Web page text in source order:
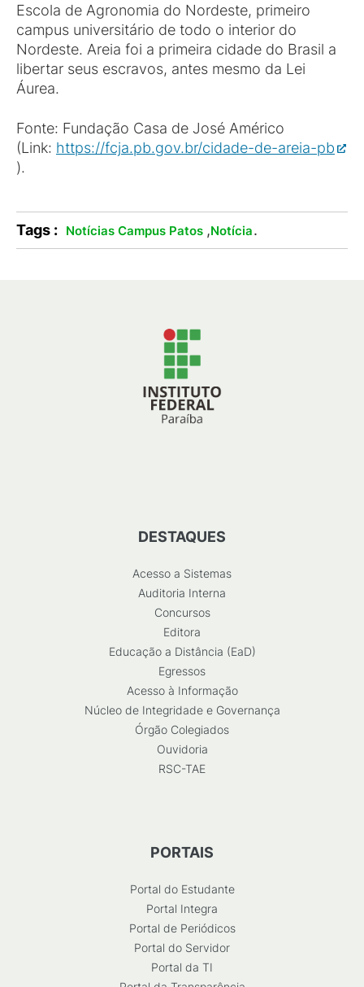
Escola de Agronomia do Nordeste, primeiro
campus universitário de todo o interior do
Nordeste. Areia foi a primeira cidade do Brasil a
libertar seus escravos, antes mesmo da Lei
Áurea.
Fonte: Fundação Casa de José Américo
(Link: https://fcja.pb.gov.br/cidade-de-areia-pb
).
Tags : Notícias Campus Patos ,Notícia.
DESTAQUES
Acesso a Sistemas
Auditoria Interna
Concursos
Editora
Educação a Distância (EaD)
Egressos
Acesso à Informação
Núcleo de Integridade e Governança
Órgão Colegiados
Ouvidoria
RSC-TAE
PORTAIS
Portal do Estudante
Portal Integra
Portal de Periódicos
Portal do Servidor
Portal da TI